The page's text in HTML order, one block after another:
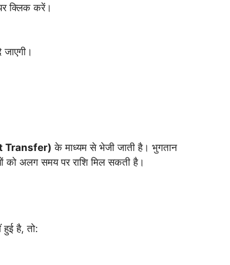
क्लिक करें।
Transfer) के माध्यम से भेजी जाती है। भुगतान
को अलग समय पर राशि मिल सकती है।
हुई है, तो: